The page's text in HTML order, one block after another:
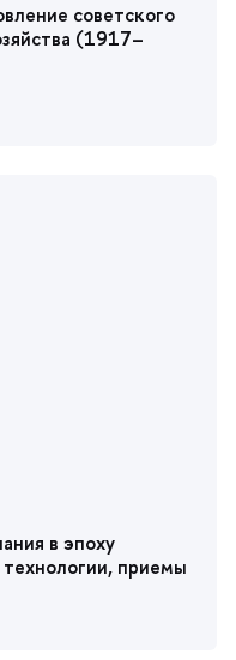
советского
(1917–
в эпоху
приемы